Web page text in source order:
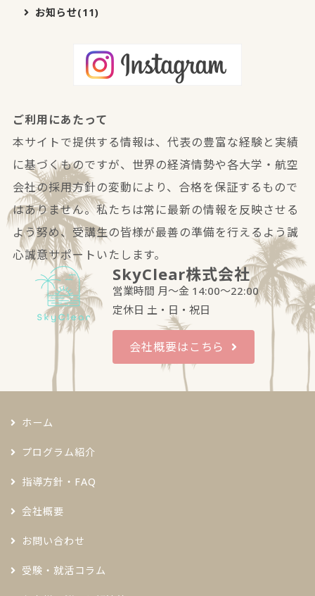
お知らせ(11)
ご利用にあたって
本サイトで提供する情報は、代表の豊富な経験と実績
に基づくものですが、世界の経済情勢や各大学・航空
会社の採用方針の変動により、合格を保証するもので
はありません。私たちは常に最新の情報を反映させる
よう努め、受講生の皆様が最善の準備を行えるよう誠
心誠意サポートいたします。
SkyClear株式会社
営業時間 月～金 14:00～22:00
定休日 土・日・祝日
会社概要はこちら
ホーム
プログラム紹介
指導方針・FAQ
会社概要
お問い合わせ
受験・就活コラム